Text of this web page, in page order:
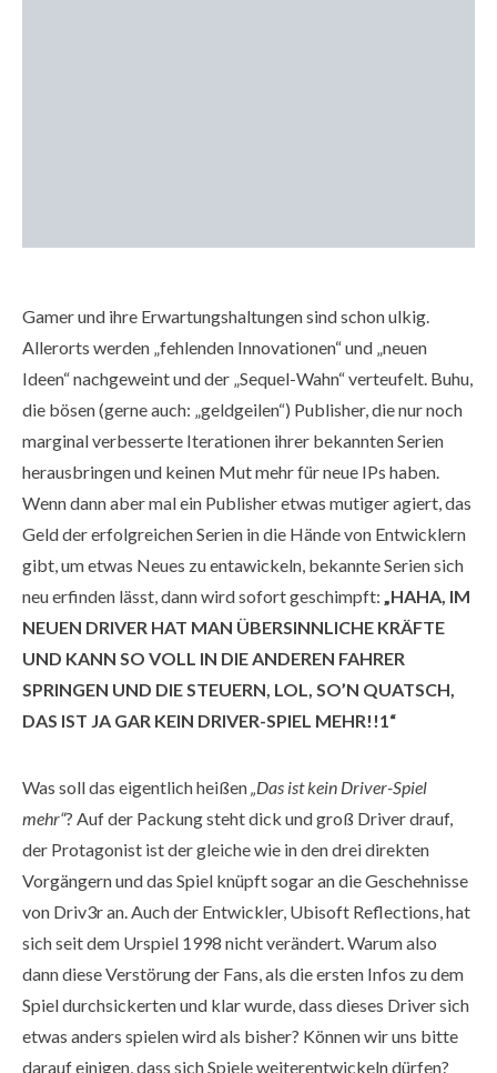
Gamer und ihre Erwartungshaltungen sind schon ulkig.
Allerorts werden „fehlenden Innovationen“ und „neuen
Ideen“ nachgeweint und der „Sequel-Wahn“ verteufelt. Buhu,
die bösen (gerne auch: „geldgeilen“) Publisher, die nur noch
marginal verbesserte Iterationen ihrer bekannten Serien
herausbringen und keinen Mut mehr für neue IPs haben.
Wenn dann aber mal ein Publisher etwas mutiger agiert, das
Geld der erfolgreichen Serien in die Hände von Entwicklern
gibt, um etwas Neues zu entawickeln, bekannte Serien sich
neu erfinden lässt, dann wird sofort geschimpft: „HAHA, IM
NEUEN DRIVER HAT MAN ÜBERSINNLICHE KRÄFTE
UND KANN SO VOLL IN DIE ANDEREN FAHRER
SPRINGEN UND DIE STEUERN, LOL, SO’N QUATSCH,
DAS IST JA GAR KEIN DRIVER-SPIEL MEHR!!1“
Was soll das eigentlich heißen„Das ist kein Driver-Spiel
mehr“? Auf der Packung steht dick und groß Driver drauf,
der Protagonist ist der gleiche wie in den drei direkten
Vorgängern und das Spiel knüpft sogar an die Geschehnisse
von Driv3r an. Auch der Entwickler, Ubisoft Reflections, hat
sich seit dem Urspiel 1998 nicht verändert. Warum also
dann diese Verstörung der Fans, als die ersten Infos zu dem
Spiel durchsickerten und klar wurde, dass dieses Driver sich
etwas anders spielen wird als bisher? Können wir uns bitte
darauf einigen, dass sich Spiele weiterentwickeln dürfen?